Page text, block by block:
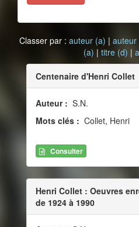
Classer par : auteur (a) | auteur
(a) | titre (d) |
Centenaire d'Henri Collet
Auteur : S.N.
Mots clés : Collet, Henri
Consulter
Henri Collet : Oeuvres
de 1924 à 1990